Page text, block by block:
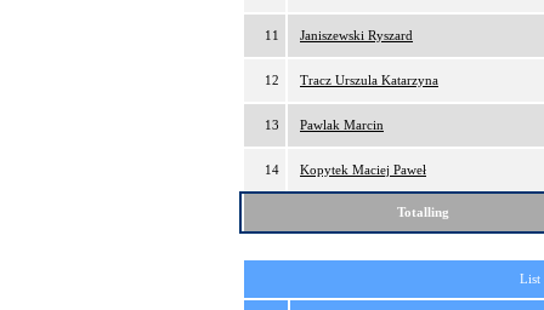
11 Janiszewski Ryszard
12 Tracz Urszula Katarzyna
13 Pawlak Marcin
14 Kopytek Maciej Paweł
Totalling
List